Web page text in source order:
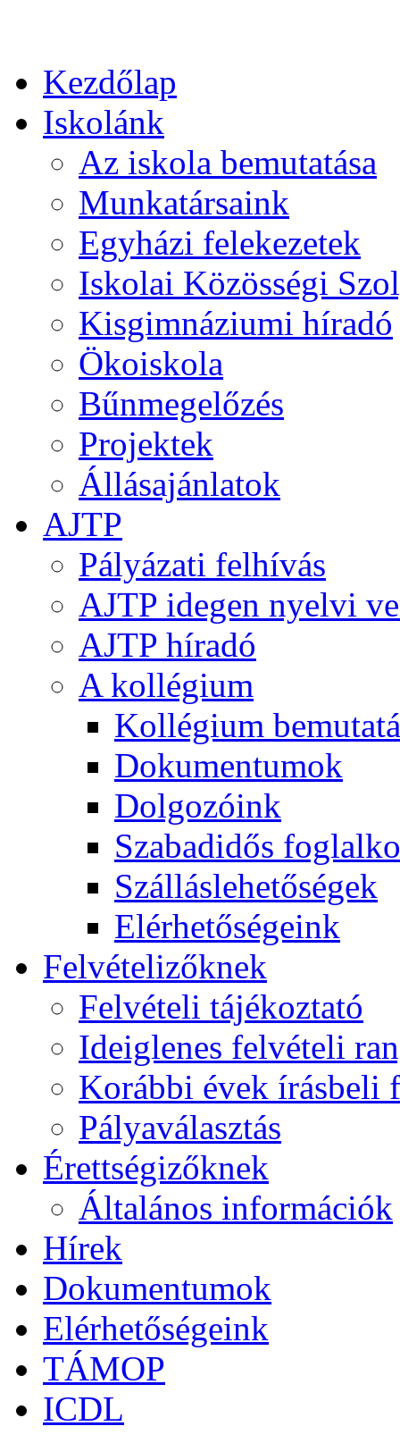
Kezdőlap
Iskolánk
Az iskola bemutatása
Munkatársaink
Egyházi felekezetek
Iskolai Közösségi
Kisgimnáziumi híradó
Ökoiskola
Bűnmegelőzés
Projektek
Állásajánlatok
AJTP
Pályázati felhívás
AJTP idegen nyelvi
AJTP híradó
A kollégium
Kollégium
Dokumentumok
Dolgozóink
Szabadidős
Szálláslehetőségek
Elérhetőségeink
Felvételizőknek
Felvételi tájékoztató
Ideiglenes felvételi
Korábbi évek írásbeli
Pályaválasztás
Érettségizőknek
Általános információk
Hírek
Dokumentumok
Elérhetőségeink
TÁMOP
ICDL